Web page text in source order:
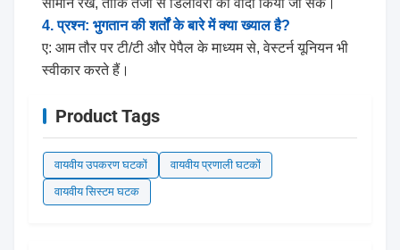
4. प्रश्न: भुगतान की शर्तों के बारे में क्या ख्याल है?
ए: आम तौर पर टी/टी और पेपैल के माध्यम से, वेस्टर्न यूनियन भी
स्वीकार करते हैं।
Product Tags
वायवीय उपकरण घटकों
वायवीय प्रणाली घटकों
वायवीय सिस्टम घटक